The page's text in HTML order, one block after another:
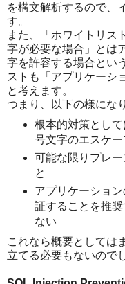
を構文解析するので、
す。
また、「ホワイトリス
字が必要な場合」とは
字を許容する場合とい
ストも「アプリケーシ
と考えます。
つまり、以下の様にな
根本的対策とし
号文字のエスケー
可能な限りプレ
と
アプリケーショ
証することを推
ない
これなら概要としては
立てる必要もないので